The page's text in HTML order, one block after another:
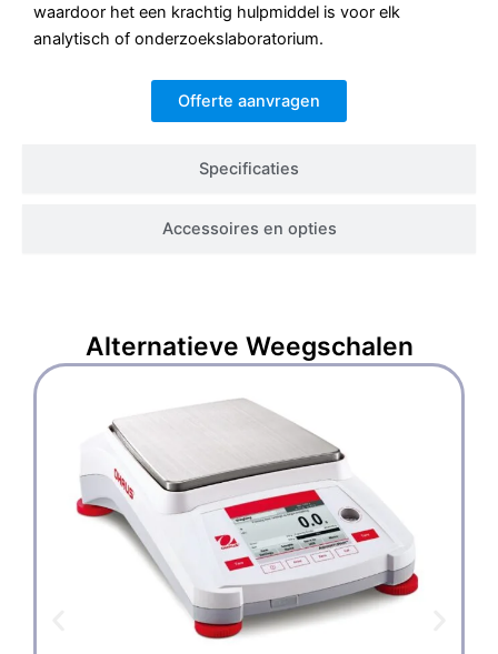
Specificaties
Accessoires en opties
waardoor het een krachtig hulpmiddel is voor elk
analytisch of onderzoekslaboratorium.
Offerte aanvragen
Alternatieve Weegschalen